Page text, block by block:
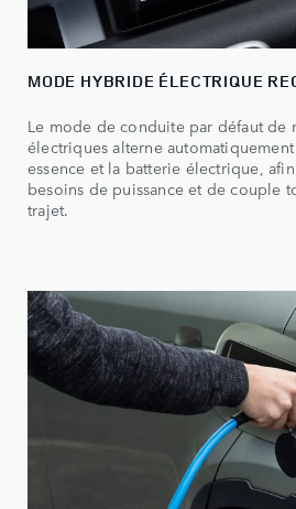
MODE HYBRIDE ÉLECTRIQUE
Le mode de conduite par défaut de
électriques alterne
essence et la batterie électrique,
besoins de puissance et de couple
trajet.